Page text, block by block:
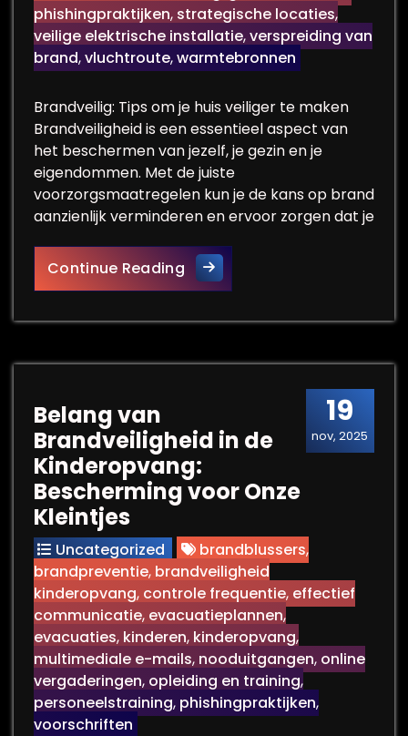
phishingpraktijken, strategische locaties,
veilige elektrische installatie,verspreiding van
brand,vluchtroute,warmtebronnen
Brandveilig: Tips om je huis veiliger te maken
Brandveiligheid is een essentieel aspect van
het beschermen van jezelf, je gezin en je
eigendommen. Met de juiste
voorzorgsmaatregelen kun je de kans op brand
aanzienlijk verminderen en ervoor zorgen dat je
Continue ReadingHoe maak je jouw woning
19
nov, 2025
Belang van
Brandveiligheid in de
Kinderopvang:
Bescherming voor Onze
Kleintjes
Uncategorized brandblussers,
brandpreventie, brandveiligheid
kinderopvang, controle frequentie, effectief
communicatie, evacuatieplannen,
evacuaties, kinderen, kinderopvang,
multimediale e-mails, nooduitgangen, online
vergaderingen, opleiding en training,
personeelstraining, phishingpraktijken,
voorschriften